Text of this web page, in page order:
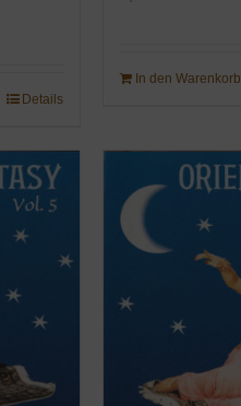
Details
In den Warenkorb